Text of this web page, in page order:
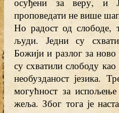
проповедати не више
Но радост од слободе,
људи. Једни су
Божији и разлог за
су схватили слободу
необузданост језика.
могућност за испољење
жеља. Због тога је